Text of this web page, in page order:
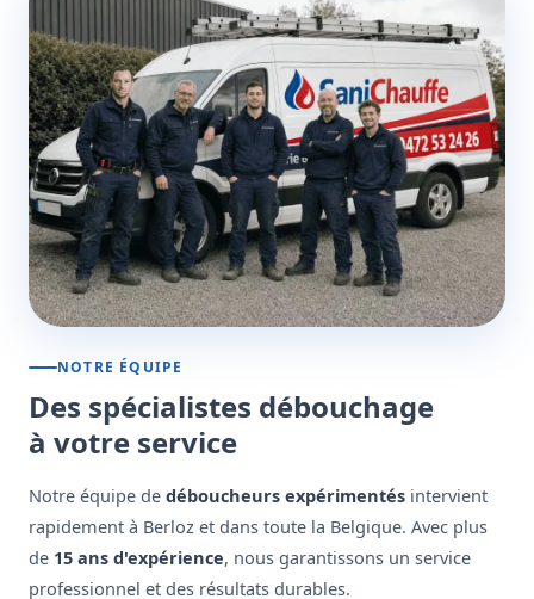
NOTRE ÉQUIPE
Des spécialistes débouchage
à votre service
Notre équipe de déboucheurs expérimentés intervient
rapidement à Berloz et dans toute la Belgique. Avec plus
de 15 ans d'expérience, nous garantissons un service
professionnel et des résultats durables.